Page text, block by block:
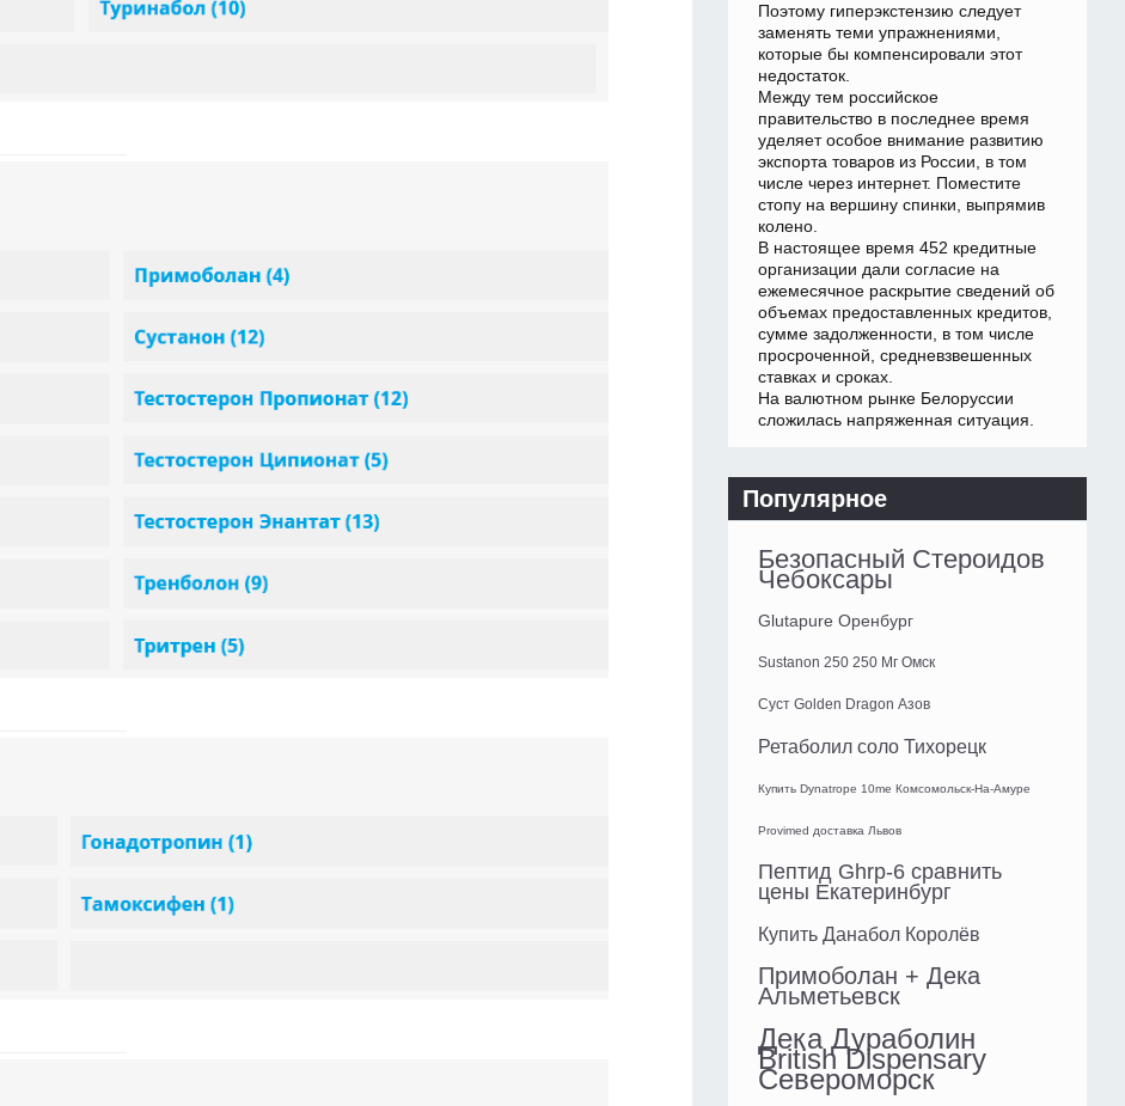
Поэтому гиперэкстензию следует
заменять теми упражнениями,
которые бы компенсировали этот
недостаток.
Между тем российское
правительство в последнее время
уделяет особое внимание развитию
экспорта товаров из России, в том
числе через интернет. Поместите
стопу на вершину спинки, выпрямив
колено.
В настоящее время 452 кредитные
организации дали согласие на
ежемесячное раскрытие сведений об
объемах предоставленных кредитов,
сумме задолженности, в том числе
просроченной, средневзвешенных
ставках и сроках.
На валютном рынке Белоруссии
сложилась напряженная ситуация.
Популярное
Безопасный Стероидов
Чебоксары
Glutapure Оренбург
Sustanon 250 250 Мг Омск
Суст Golden Dragon Азов
Ретаболил соло Тихорецк
Купить Dynatrope 10me Комсомольск-На-Амуре
Provimed доставка Львов
Пептид Ghrp-6 сравнить
цены Екатеринбург
Купить Данабол Королёв
Примоболан + Дека
Альметьевск
Дека Дураболин
British Dispensary
Североморск